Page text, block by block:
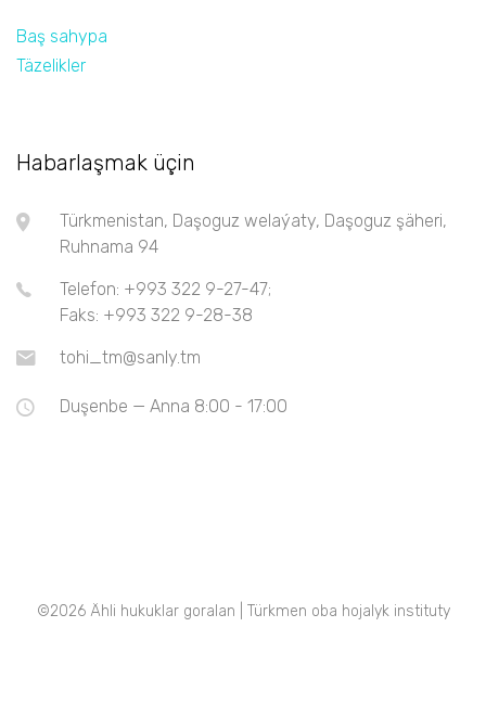
Baş sahypa
Täzelikler
Habarlaşmak üçin
Türkmenistan, Daşoguz welaýaty, Daşoguz şäheri,
Ruhnama 94
Telefon: +993 322 9-27-47;
Faks: +993 322 9-28-38
tohi_tm@sanly.tm
Duşenbe — Anna 8:00 - 17:00
©2026 Ähli hukuklar goralan | Türkmen oba hojalyk instituty